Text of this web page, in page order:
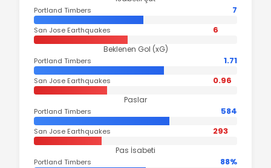
Portland Timbers 7
San Jose Earthquakes 6
Beklenen Gol (xG)
Portland Timbers 1.71
San Jose Earthquakes 0.96
Paslar
Portland Timbers 584
San Jose Earthquakes 293
Pas İsabeti
Portland Timbers 88%